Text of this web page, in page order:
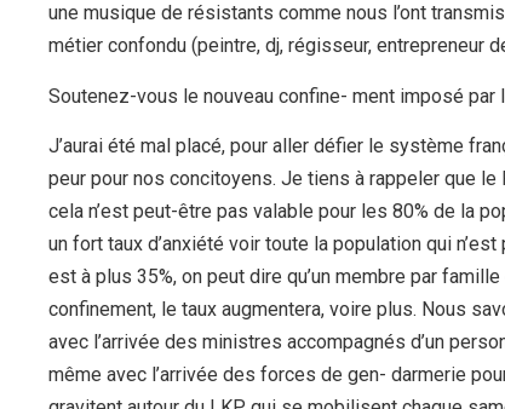
une musique de résistants comme nous l’ont
métier confondu (peintre, dj, régisseur, entrepreneur
Soutenez-vous le nouveau confine- ment imposé
J’aurai été mal placé, pour aller défier le système
peur pour nos concitoyens. Je tiens à rappeler que
cela n’est peut-être pas valable pour les 80% de la
un fort taux d’anxiété voir toute la population qui
est à plus 35%, on peut dire qu’un membre par
confinement, le taux augmentera, voire plus. Nous
avec l’arrivée des ministres accompagnés d’un
même avec l’arrivée des forces de gen- darmerie